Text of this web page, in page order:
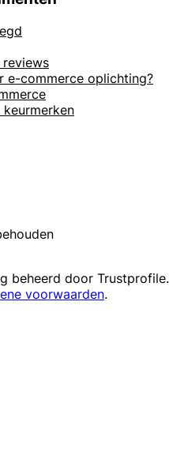
e-commerce oplichting?
beheerd door Trustprofile.
voorwaarden.